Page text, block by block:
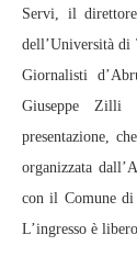
Servi, il
dell’Università di
Giornalisti
Giuseppe Zilli
presentazione,
organizzata
con il Comune di
L’ingresso è